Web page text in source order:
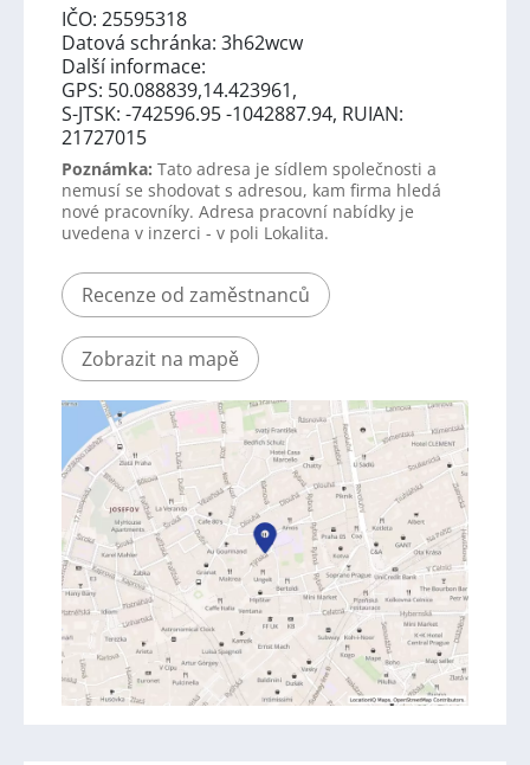
IČO: 25595318
Datová schránka: 3h62wcw
Další informace:
GPS: 50.088839,14.423961,
S-JTSK: -742596.95 -1042887.94, RUIAN:
21727015
Poznámka: Tato adresa je sídlem společnosti a
nemusí se shodovat s adresou, kam firma hledá
nové pracovníky. Adresa pracovní nabídky je
uvedena v inzerci - v poli Lokalita.
Recenze od zaměstnanců
Zobrazit na mapě